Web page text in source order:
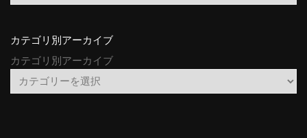
カテゴリ別アーカイブ
カテゴリ別アーカイブ